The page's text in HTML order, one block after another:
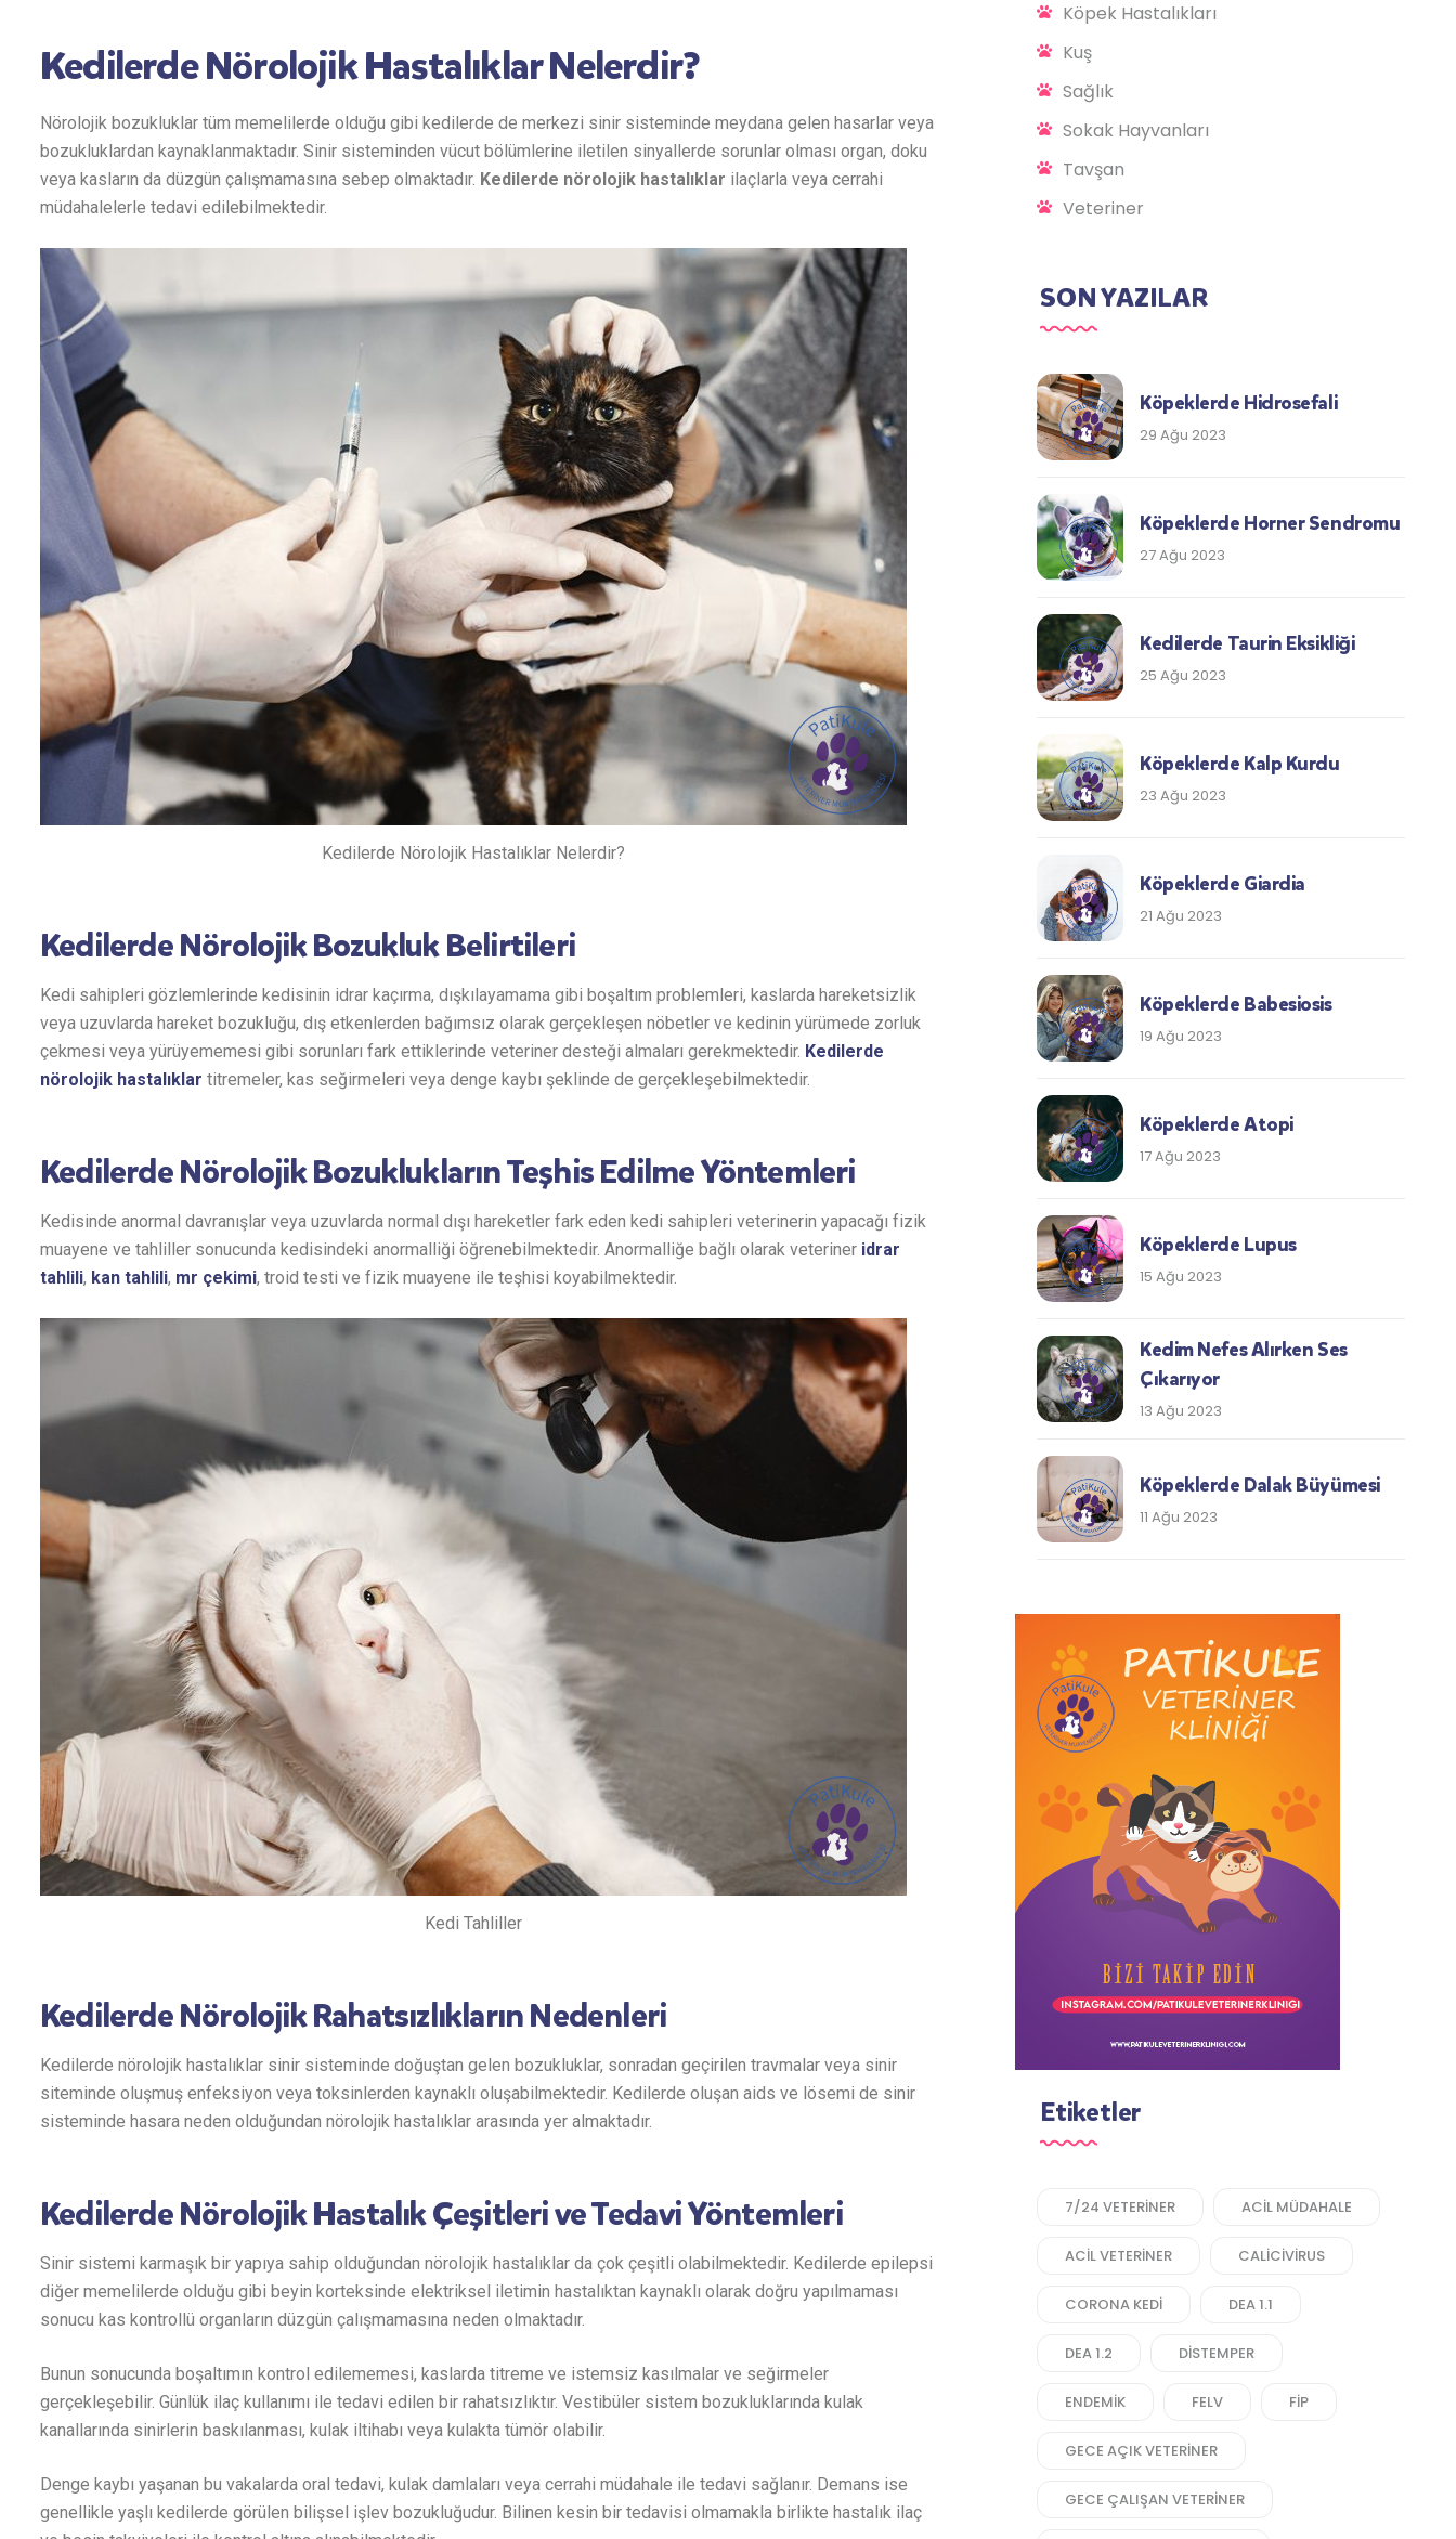
Kedilerde Nörolojik Hastalıklar Nelerdir?
Nörolojik bozukluklar tüm memelilerde olduğu gibi kedilerde de merkezi sinir sisteminde meydana gelen hasarlar veya
bozukluklardan kaynaklanmaktadır. Sinir sisteminden vücut bölümlerine iletilen sinyallerde sorunlar olması organ, doku
veya kasların da düzgün çalışmamasına sebep olmaktadır. Kedilerde nörolojik hastalıklar ilaçlarla veya cerrahi
müdahalelerle tedavi edilebilmektedir.
Kedilerde Nörolojik Hastalıklar Nelerdir?
Kedilerde Nörolojik Bozukluk Belirtileri
Kedi sahipleri gözlemlerinde kedisinin idrar kaçırma, dışkılayamama gibi boşaltım problemleri, kaslarda hareketsizlik
veya uzuvlarda hareket bozukluğu, dış etkenlerden bağımsız olarak gerçekleşen nöbetler ve kedinin yürümede zorluk
çekmesi veya yürüyememesi gibi sorunları fark ettiklerinde veteriner desteği almaları gerekmektedir. Kedilerde
nörolojik hastalıklar titremeler, kas seğirmeleri veya denge kaybı şeklinde de gerçekleşebilmektedir.
Kedilerde Nörolojik Bozuklukların Teşhis Edilme Yöntemleri
Kedisinde anormal davranışlar veya uzuvlarda normal dışı hareketler fark eden kedi sahipleri veterinerin yapacağı fizik
muayene ve tahliller sonucunda kedisindeki anormalliği öğrenebilmektedir. Anormalliğe bağlı olarak veteriner idrar
tahlili, kan tahlili, mr çekimi, troid testi ve fizik muayene ile teşhisi koyabilmektedir.
Kedi Tahliller
Kedilerde Nörolojik Rahatsızlıkların Nedenleri
Kedilerde nörolojik hastalıklar sinir sisteminde doğuştan gelen bozukluklar, sonradan geçirilen travmalar veya sinir
siteminde oluşmuş enfeksiyon veya toksinlerden kaynaklı oluşabilmektedir. Kedilerde oluşan aids ve lösemi de sinir
sisteminde hasara neden olduğundan nörolojik hastalıklar arasında yer almaktadır.
Kedilerde Nörolojik Hastalık Çeşitleri ve Tedavi Yöntemleri
Sinir sistemi karmaşık bir yapıya sahip olduğundan nörolojik hastalıklar da çok çeşitli olabilmektedir. Kedilerde epilepsi
diğer memelilerde olduğu gibi beyin korteksinde elektriksel iletimin hastalıktan kaynaklı olarak doğru yapılmaması
sonucu kas kontrollü organların düzgün çalışmamasına neden olmaktadır.
Bunun sonucunda boşaltımın kontrol edilememesi, kaslarda titreme ve istemsiz kasılmalar ve seğirmeler
gerçekleşebilir. Günlük ilaç kullanımı ile tedavi edilen bir rahatsızlıktır. Vestibüler sistem bozukluklarında kulak
kanallarında sinirlerin baskılanması, kulak iltihabı veya kulakta tümör olabilir.
Denge kaybı yaşanan bu vakalarda oral tedavi, kulak damlaları veya cerrahi müdahale ile tedavi sağlanır. Demans ise
genellikle yaşlı kedilerde görülen bilişsel işlev bozukluğudur. Bilinen kesin bir tedavisi olmamakla birlikte hastalık ilaç
Köpek Hastalıkları
Kuş
Sağlık
Sokak Hayvanları
Tavşan
Veteriner
SON YAZILAR
Köpeklerde Hidrosefali
29 Ağu 2023
Köpeklerde Horner Sendromu
27 Ağu 2023
Kedilerde Taurin Eksikliği
25 Ağu 2023
Köpeklerde Kalp Kurdu
23 Ağu 2023
Köpeklerde Giardia
21 Ağu 2023
Köpeklerde Babesiosis
19 Ağu 2023
Köpeklerde Atopi
17 Ağu 2023
Köpeklerde Lupus
15 Ağu 2023
Kedim Nefes Alırken Ses
Çıkarıyor
13 Ağu 2023
Köpeklerde Dalak Büyümesi
11 Ağu 2023
Etiketler
7/24 VETERINER ACIL MÜDAHALE
ACIL VETERINER CALICIVIRUS
CORONA KEDI DEA 1.1
DEA 1.2 DISTEMPER
ENDEMIK FELV FIP
GECE AÇIK VETERINER
GECE ÇALIŞAN VETERINER